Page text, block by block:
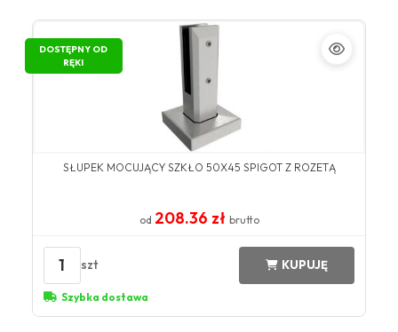
DOSTĘPNY OD
RĘKI
SŁUPEK MOCUJĄCY SZKŁO 50X45 SPIGOT Z ROZETĄ
od 208.36 zł brutto
1 szt KUPUJĘ
Szybka dostawa